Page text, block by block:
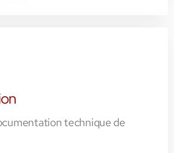
technique de